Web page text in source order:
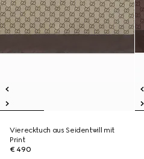
Vierecktuch aus Seidentwill mit
Print
€ 490